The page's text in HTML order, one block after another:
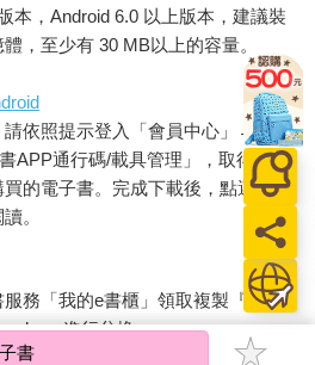
本，Android 6.0 以上版本，建議裝
，至少有 30 MB以上的容量。
請依照提示登入「會員中心」→「我
APP通行碼/載具管理」，取得通行
的電子書。完成下載後，點選任一
。
務「我的e書櫃」領取複製『兌換
進行兌換。
書